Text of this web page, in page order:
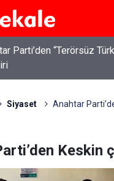
Parti’den “Terörsüz
hayvan
Siyaset
Anahtar
Keskin